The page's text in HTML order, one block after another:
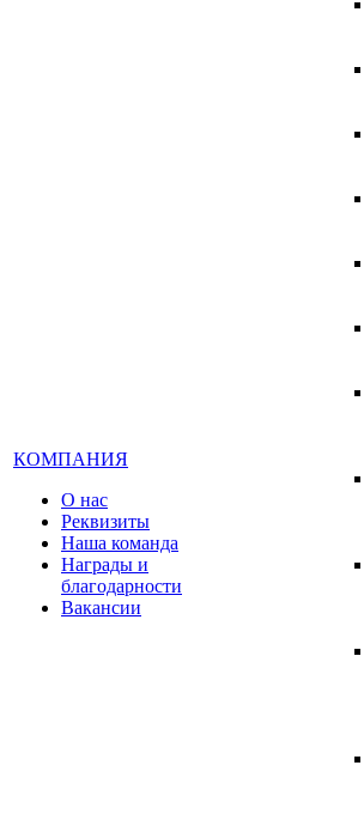
КОМПАНИЯ
О нас
Реквизиты
Наша команда
Награды и
благодарности
Вакансии